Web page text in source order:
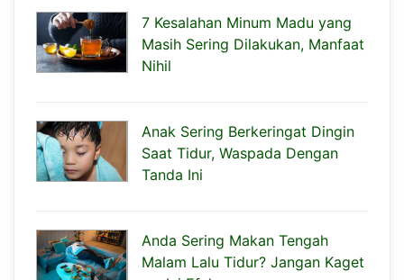
7 Kesalahan Minum Madu yang
Masih Sering Dilakukan, Manfaat
Nihil
Anak Sering Berkeringat Dingin
Saat Tidur, Waspada Dengan
Tanda Ini
Anda Sering Makan Tengah
Malam Lalu Tidur? Jangan Kaget